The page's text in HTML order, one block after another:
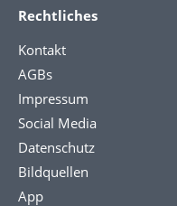
Rechtliches
Kontakt
AGBs
Impressum
Social Media
Datenschutz
Bildquellen
App